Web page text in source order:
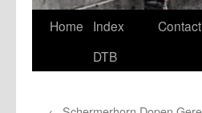
Home
Index
DTB
Contact